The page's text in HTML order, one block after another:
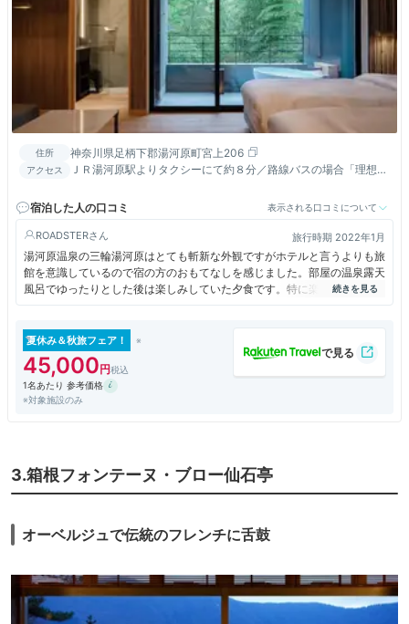
住所 神奈川県足柄下郡湯河原町宮上206
アクセス
ＪＲ湯河原駅よりタクシーにて約８分／路線バスの場合「理想
さい
宿泊した人の口コミ 表示される口コミについて
ROADSTER 旅行時期 2022年1月
湯河原温泉の三輪湯河原はとても斬新な外観ですがホテルと言うよりも旅
館を意識しているので宿の方のおもてなしを感じました。部屋の温泉露天
風呂でゆったりとした後は楽しみしていた夕食です。特に楽しみしていた
のはトリュフご飯でした。これはシェフがテーブルまで来てくれて眼の前
しめました。
夏休み＆秋旅フェア！
45,000
1名あたり 参考価格
※対象施設のみ
3.箱根フォンテーヌ・ブロー仙石亭
オーベルジュで伝統のフレンチに舌鼓